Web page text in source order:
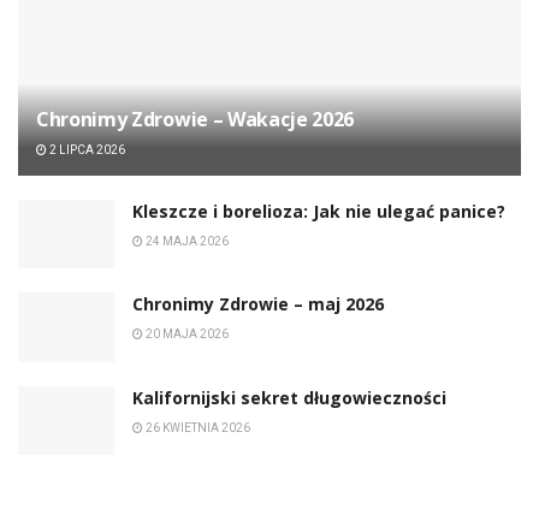
Chronimy Zdrowie ­– Wakacje 2026
2 LIPCA 2026
Kleszcze i borelioza: Jak nie ulegać panice?
24 MAJA 2026
Chronimy Zdrowie ­– maj 2026
20 MAJA 2026
Kalifornijski sekret długowieczności
26 KWIETNIA 2026